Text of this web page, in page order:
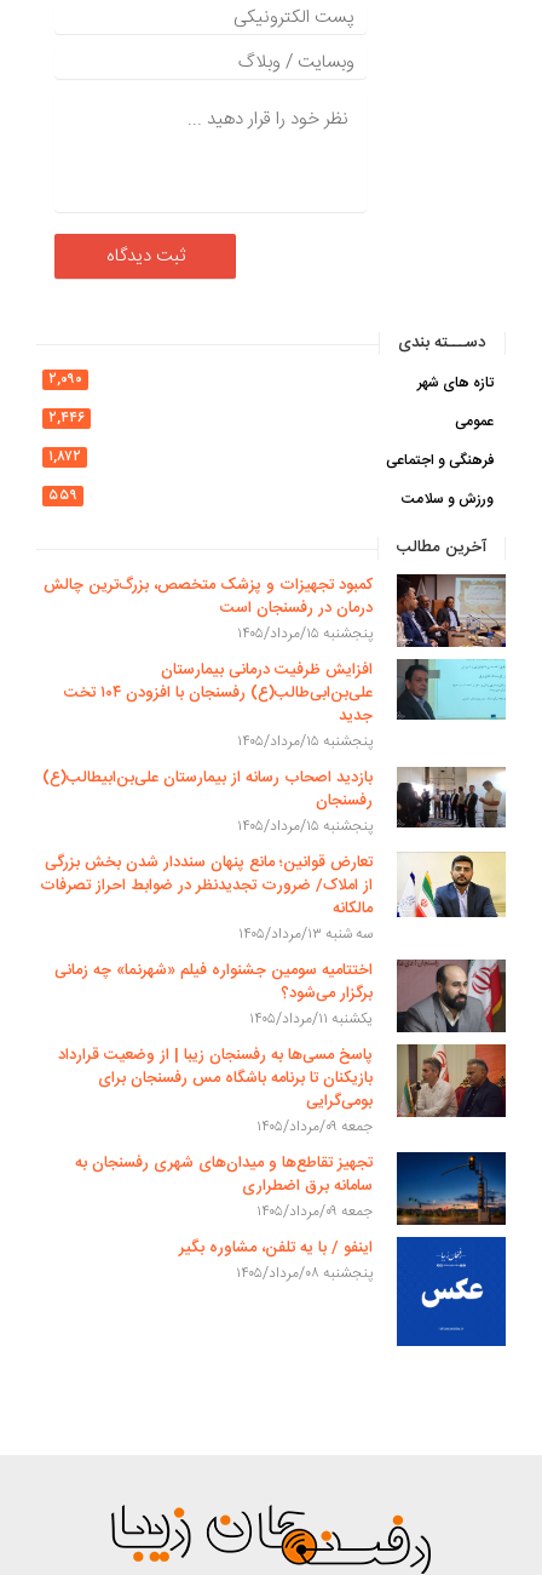
دســـته بندی
تازه های شهر
۲,۰۹۰
عمومی
۲,۴۴۶
فرهنگی و اجتماعی
۱,۸۷۲
ورزش و سلامت
۵۵۹
آخرین مطالب
کمبود تجهیزات و پزشک متخصص، بزرگ‌ترین چالش
درمان در رفسنجان است
پنجشنبه ۱۵/مرداد/۱۴۰۵
افزایش ظرفیت درمانی بیمارستان
علی‌بن‌ابی‌طالب(ع) رفسنجان با افزودن ۱۰۴ تخت
جدید
پنجشنبه ۱۵/مرداد/۱۴۰۵
بازدید اصحاب رسانه از بیمارستان علی‌بن‌ابیطالب(ع)
رفسنجان
پنجشنبه ۱۵/مرداد/۱۴۰۵
تعارض قوانین؛ مانع پنهان سنددار شدن بخش بزرگی
از املاک/ ضرورت تجدیدنظر در ضوابط احراز تصرفات
مالکانه
سه شنبه ۱۳/مرداد/۱۴۰۵
اختتامیه سومین جشنواره فیلم «شهرنما» چه زمانی
برگزار می‌شود؟
یکشنبه ۱۱/مرداد/۱۴۰۵
پاسخ مسی‌ها به رفسنجان زیبا | از وضعیت قرارداد
بازیکنان تا برنامه باشگاه مس رفسنجان برای
بومی‌گرایی
جمعه ۰۹/مرداد/۱۴۰۵
تجهیز تقاطع‌ها و میدان‌های شهری رفسنجان به
سامانه برق اضطراری
جمعه ۰۹/مرداد/۱۴۰۵
اینفو / با یه تلفن، مشاوره بگیر
پنجشنبه ۰۸/مرداد/۱۴۰۵